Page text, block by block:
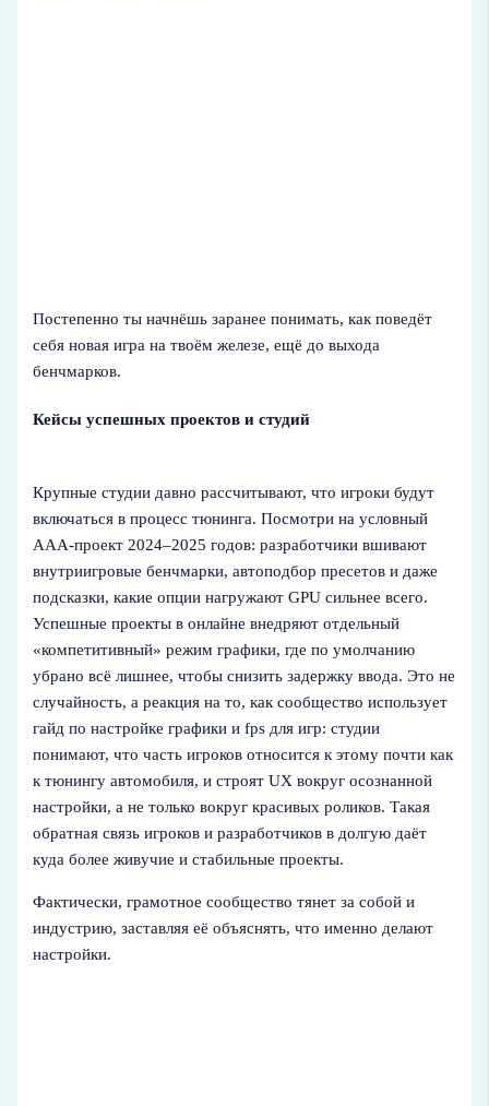
Постепенно ты начнёшь заранее понимать, как поведёт
себя новая игра на твоём железе, ещё до выхода
бенчмарков.
Кейсы успешных проектов и студий
Крупные студии давно рассчитывают, что игроки будут
включаться в процесс тюнинга. Посмотри на условный
ААА-проект 2024–2025 годов: разработчики вшивают
внутриигровые бенчмарки, автоподбор пресетов и даже
подсказки, какие опции нагружают GPU сильнее всего.
Успешные проекты в онлайне внедряют отдельный
«компетитивный» режим графики, где по умолчанию
убрано всё лишнее, чтобы снизить задержку ввода. Это не
случайность, а реакция на то, как сообщество использует
гайд по настройке графики и fps для игр: студии
понимают, что часть игроков относится к этому почти как
к тюнингу автомобиля, и строят UX вокруг осознанной
настройки, а не только вокруг красивых роликов. Такая
обратная связь игроков и разработчиков в долгую даёт
куда более живучие и стабильные проекты.
Фактически, грамотное сообщество тянет за собой и
индустрию, заставляя её объяснять, что именно делают
настройки.